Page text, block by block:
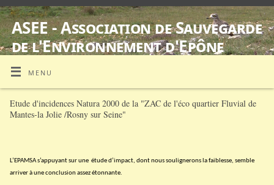
ASEE - Association de Sauvegarde
de l'Environnement d'Epône
MENU
Etude d'incidences Natura 2000 de la "ZAC de l'éco quartier Fluvial de
Mantes-la Jolie /Rosny sur Seine"
L’EPAMSA s’appuyant sur une étude d’impact, dont nous soulignerons la faiblesse, semble
arriver à une conclusion assez étonnante.